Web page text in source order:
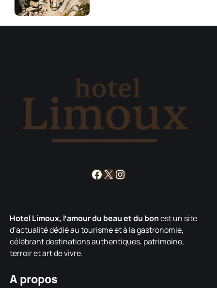
Facebook
X Instagram
Hotel Limoux, l’amour du beau et du bonest un site
d’actualité dédié au tourisme et à la gastronomie,
célébrant destinations authentiques, patrimoine,
terroir et art de vivre.
A propos